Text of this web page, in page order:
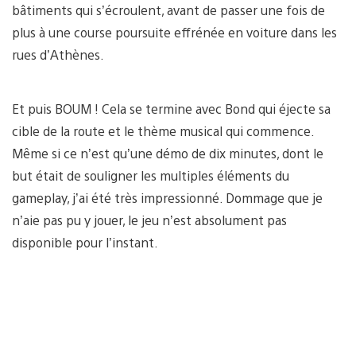
bâtiments qui s’écroulent, avant de passer une fois de
plus à une course poursuite effrénée en voiture dans les
rues d’Athènes.
Et puis BOUM ! Cela se termine avec Bond qui éjecte sa
cible de la route et le thème musical qui commence.
Même si ce n’est qu’une démo de dix minutes, dont le
but était de souligner les multiples éléments du
gameplay, j’ai été très impressionné. Dommage que je
n’aie pas pu y jouer, le jeu n’est absolument pas
disponible pour l’instant.